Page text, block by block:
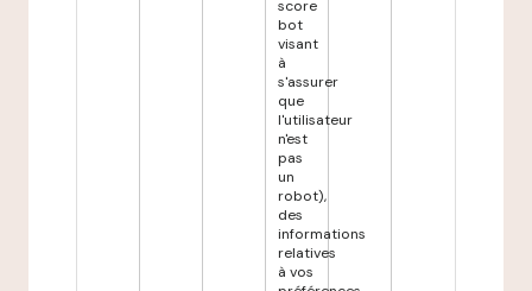
score
bot
visant
à
s'assurer
que
l'utilisateur
n'est
pas
un
robot),
des
informations
relatives
à vos